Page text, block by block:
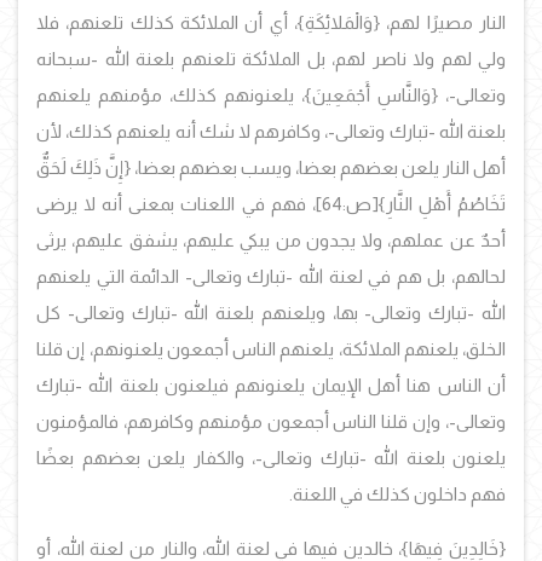
النار مصيرًا لهم، {وَالْمَلائِكَةِ}، أي أن الملائكة كذلك تلعنهم، فلا
ولي لهم ولا ناصر لهم، بل الملائكة تلعنهم بلعنة الله -سبحانه
وتعالى-، {وَالنَّاسِ أَجْمَعِينَ}، يلعنونهم كذلك، مؤمنهم يلعنهم
بلعنة الله -تبارك وتعالى-، وكافرهم لا شك أنه يلعنهم كذلك، لأن
أهل النار يلعن بعضهم بعضا، ويسب بعضهم بعضا، {إِنَّ ذَلِكَ لَحَقٌّ
تَخَاصُمُ أَهْلِ النَّارِ}
[ص:64]، فهم في اللعنات بمعنى أنه لا يرضى
أحدٌ عن عملهم، ولا يجدون من يبكي عليهم، يشفق عليهم، يرثى
لحالهم، بل هم في لعنة الله -تبارك وتعالى- الدائمة التي يلعنهم
الله -تبارك وتعالى- بها، ويلعنهم بلعنة الله -تبارك وتعالى- كل
الخلق، يلعنهم الملائكة، يلعنهم الناس أجمعون يلعنونهم، إن قلنا
أن الناس هنا أهل الإيمان يلعنونهم فيلعنون بلعنة الله -تبارك
وتعالى-، وإن قلنا الناس أجمعون مؤمنهم وكافرهم، فالمؤمنون
يلعنون بلعنة الله -تبارك وتعالى-، والكفار يلعن بعضهم بعضًا
فهم داخلون كذلك في اللعنة.
{خَالِدِينَ فِيهَا}، خالدين فيها في لعنة الله، والنار من لعنة الله، أو